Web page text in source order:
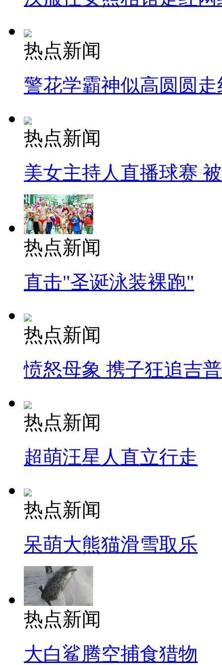
热点新闻
警花学霸神似高圆圆走
热点新闻
美女主持人直播球赛
热点新闻
直击"圣诞泳装裸跑"
热点新闻
愤怒母象 携子狂追吉
热点新闻
超萌汪星人直立行走
热点新闻
呆萌大熊猫滑雪取乐
热点新闻
大白鲨腾空捕食猎物